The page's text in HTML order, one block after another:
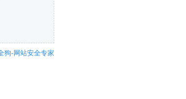
狗-网站安全专家